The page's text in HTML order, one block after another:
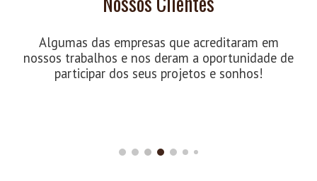
Algumas das empresas que acreditaram em
nossos trabalhos e nos deram a oportunidade de
participar dos seus projetos e sonhos!